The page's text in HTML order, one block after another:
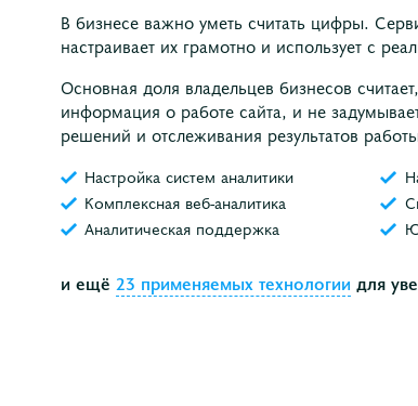
В бизнесе важно уметь считать цифры.
настраивает их грамотно и использует с
Основная доля владельцев бизнесов
информация о работе сайта, и не
решений и отслеживания результатов
Настройка систем аналитики
Комплексная веб-аналитика
Аналитическая поддержка
и ещё 23 применяемых технологии для